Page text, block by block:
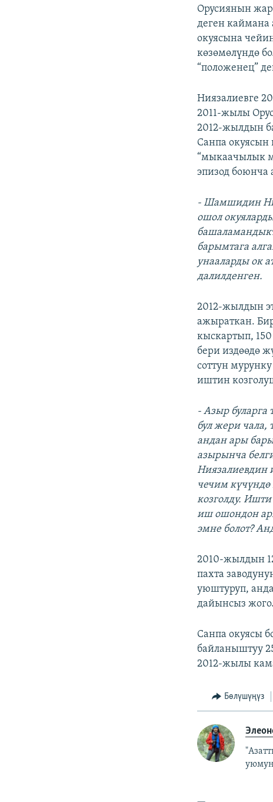
Орусиянын
деген
окуясына
көзөмөлүндө
“положенец”
Ниязалиевге
2011-жылы
2012-жылдын
Санпа окуясын
“мыкаачылык
эпизод боюнча
- Шамшидин
ошол
барымтага
унааларды ок
далилденген.
2012-жылдын
ажыраткан.
кыскартып,
бери издөөдө
соттун
иштин
- Азыр буларга
бул жери чала,
андан ары
азырынча
Ниязалиевдин
чечим күчүндө
козголду.
иш ошондон
эмне болот?
2010-жылдын
пахта
уюштуруп,
дайынсыз
Санпа окуясы
байланыштуу
2012-жылы
Бөлүшүңүз